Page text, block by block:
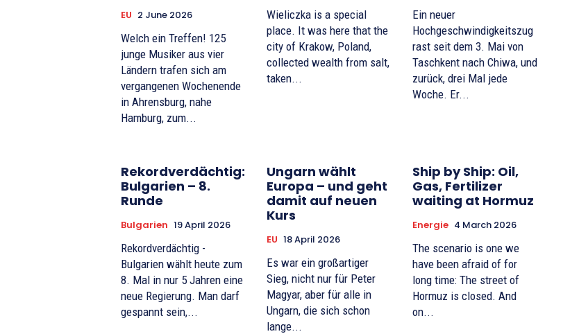
EU 2 June 2026
Welch ein Treffen! 125
junge Musiker aus vier
Ländern trafen sich am
vergangenen Wochenende
in Ahrensburg, nahe
Hamburg, zum...
Wieliczka is a special
place. It was here that the
city of Krakow, Poland,
collected wealth from salt,
taken...
Ein neuer
Hochgeschwindigkeitszug
rast seit dem 3. Mai von
Taschkent nach Chiwa, und
zurück, drei Mal jede
Woche. Er...
Rekordverdächtig:
Bulgarien – 8.
Runde
Bulgarien 19 April 2026
Rekordverdächtig -
Bulgarien wählt heute zum
8. Mal in nur 5 Jahren eine
neue Regierung. Man darf
gespannt sein,...
Ungarn wählt
Europa – und geht
damit auf neuen
Kurs
EU 18 April 2026
Es war ein großartiger
Sieg, nicht nur für Peter
Magyar, aber für alle in
Ungarn, die sich schon
lange...
Ship by Ship: Oil,
Gas, Fertilizer
waiting at Hormuz
Energie 4 March 2026
The scenario is one we
have been afraid of for
long time: The street of
Hormuz is closed. And
on...